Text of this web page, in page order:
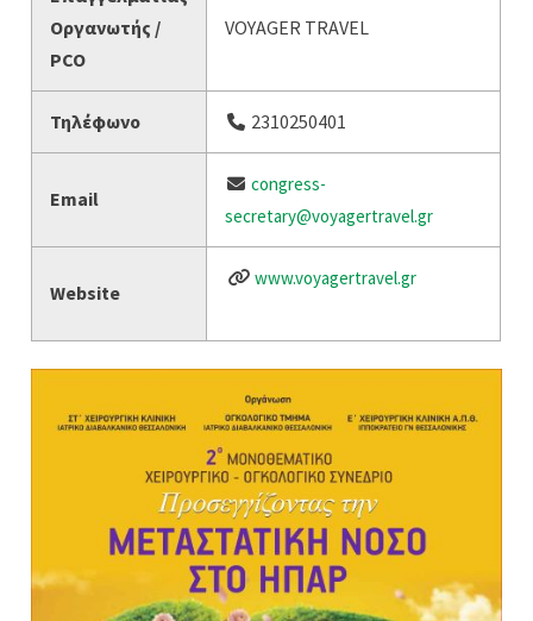
Οργανωτής /
PCO
VOYAGER TRAVEL
Τηλέφωνο 2310250401
Email
congress-
secretary@voyagertravel.gr
Website
www.voyagertravel.gr